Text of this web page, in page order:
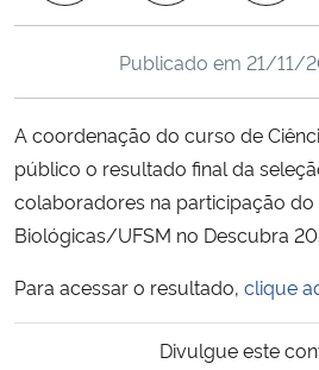
Ministério de Minas e Energia
Ministério da Ciência, Tecnologia, Inovações
Publicado em 21/11/
A coordenação do curso de
público o resultado final da
colaboradores na participação do
Biológicas/UFSM no Descubra
Para acessar o resultado, clique
Divulgue este